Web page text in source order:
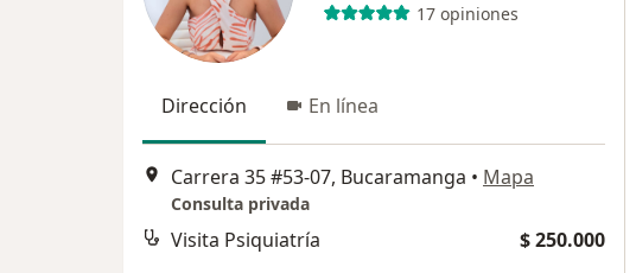
17 opiniones
Dirección En línea
Carrera 35 #53-07, Bucaramanga • Mapa
Consulta privada
Visita Psiquiatría $ 250.000